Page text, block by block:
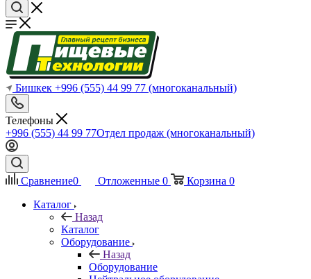
Бишкек +996 (555) 44 99 77 (многоканальный)
Телефоны
+996 (555) 44 99 77Отдел продаж (многоканальный)
Сравнение0 Отложенные 0 Корзина 0
Каталог
Назад
Каталог
Оборудование
Назад
Оборудование